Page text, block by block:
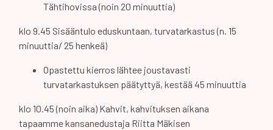
Tähtihovissa (noin 20 minuuttia)
klo 9.45 Sisääntulo eduskuntaan, turvatarkastus (n. 15
minuuttia/ 25 henkeä)
Opastettu kierros lähtee joustavasti
turvatarkastuksen päätyttyä, kestää 45 minuuttia
klo 10.45 (noin aika) Kahvit, kahvituksen aikana
tapaamme kansanedustaja Riitta Mäkisen